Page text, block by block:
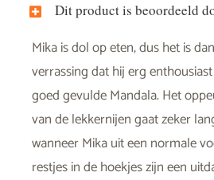
Dit product is beoordeeld
Mika is dol op eten, dus het is
verrassing dat hij erg
goed gevulde Mandala. Het
van de lekkernijen gaat zeker
wanneer Mika uit een normale
restjes in de hoekjes zijn een